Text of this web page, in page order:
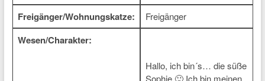
Freigänger/Wohnungskatze: Freigänger
Wesen/Charakter:
Hallo, ich bin´s… die süße
Sophie 🙂 Ich bin meinen